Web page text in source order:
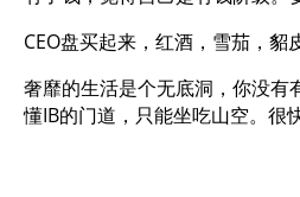
CEO盘买起来，红酒，雪茄，貂
奢靡的生活是个无底洞，你没有
懂IB的门道，只能坐吃山空。很快